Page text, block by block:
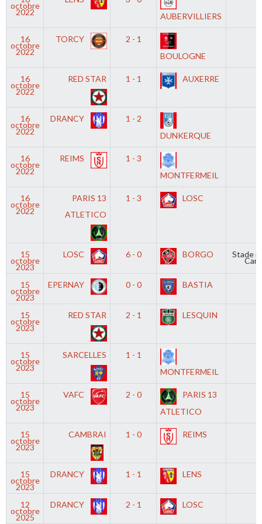
octobre
2022
AUBERVILLIERS
16
octobre
2022
TORCY
2 - 1
BOULOGNE
16
octobre
2022
RED STAR 1 - 1 AUXERRE
16
octobre
2022
DRANCY
1 - 2
DUNKERQUE
16
octobre
2022
REIMS
1 - 3
MONTFERMEIL
16
octobre
2022
PARIS 13
ATLETICO
1 - 3 LOSC
15
octobre
2023
LOSC 6 - 0 BORGO Stade
15
octobre
2023
EPERNAY 0 - 0 BASTIA
15
octobre
2023
RED STAR 2 - 1 LESQUIN
15
octobre
2023
SARCELLES
1 - 1
MONTFERMEIL
15
octobre
2023
VAFC 2 - 0
PARIS 13
ATLETICO
15
octobre
2023
CAMBRAI 1 - 0 REIMS
15
octobre
2023
DRANCY 1 - 1 LENS
12
octobre
2025
DRANCY 2 - 1 LOSC